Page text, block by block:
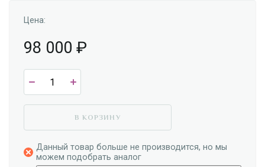
Цена:
98 000 ₽
В КОРЗИНУ
Данный товар больше не производится, но мы
можем подобрать аналог